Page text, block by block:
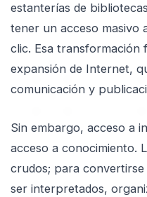
estanterías de
tener un acceso masivo
clic. Esa transformación
expansión de Internet,
comunicación y
Sin embargo, acceso a
acceso a conocimiento.
crudos; para
ser interpretados,